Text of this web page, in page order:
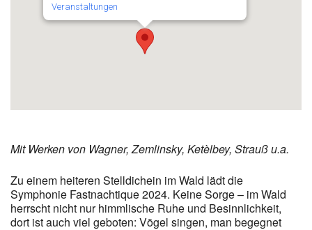
Veranstaltungen
Mit Werken von Wagner, Zemlinsky, Ketèlbey, Strauß u.a.
Zu einem heiteren Stelldichein im Wald lädt die
Symphonie Fastnachtique 2024. Keine Sorge – im Wald
herrscht nicht nur himmlische Ruhe und Besinnlichkeit,
dort ist auch viel geboten: Vögel singen, man begegnet